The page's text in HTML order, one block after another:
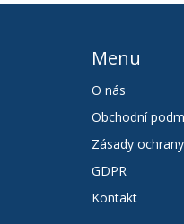
Menu
O nás
Obchodní
Zásady
GDPR
Kontakt